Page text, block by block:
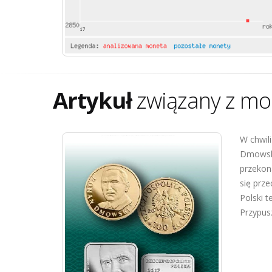
Artykułzwiązany z
W
się
Polski